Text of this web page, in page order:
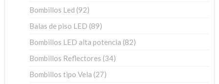
Bombillos Led 9292
Balas de piso LED 8989
Bombillos LED alta potencia 8282
Bombillos Reflectores 3434
Bombillos tipo Vela 2727